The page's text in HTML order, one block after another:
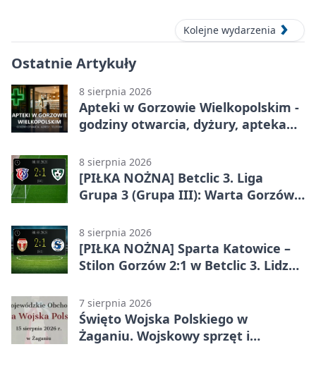
Kolejne wydarzenia
Ostatnie Artykuły
8 sierpnia 2026
Apteki w Gorzowie Wielkopolskim -
godziny otwarcia, dyżury, apteka
8 sierpnia 2026
[PIŁKA NOŻNA] Betclic 3. Liga
Grupa 3 (Grupa III): Warta Gorzów
8 sierpnia 2026
[PIŁKA NOŻNA] Sparta Katowice –
Stilon Gorzów 2:1 w Betclic 3. Lidze
stracili zwycięstwo w doliczonym
czasie
7 sierpnia 2026
Święto Wojska Polskiego w
Żaganiu. Wojskowy sprzęt i